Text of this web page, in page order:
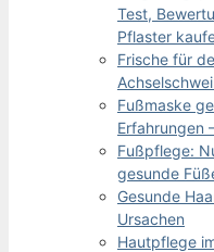
Test,
Pflaster
Frische für
Fußmaske
Erfahrungen
Fußpflege:
gesunde
Gesunde
Ursachen
Hautpflege